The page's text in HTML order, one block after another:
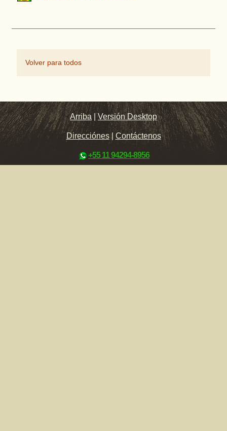
Volver para todos
Arriba |Versión Desktop
Direcciónes| Contáctenos
+55 11 94294-8956